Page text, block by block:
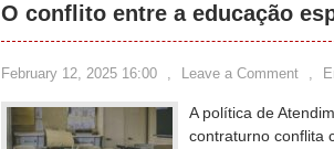
O conflito entre a educação
February 12, 2025 16:00 , Leave a Comment ,
A política de
contraturno conflita